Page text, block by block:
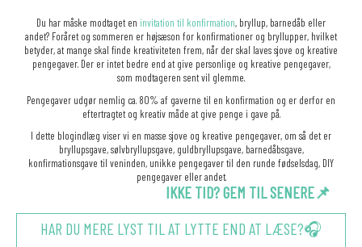
Du har måske modtaget en invitation til konfirmation, bryllup, barnedåb eller
andet? Foråret og sommeren er højsæson for konfirmationer og bryllupper, hvilket
betyder, at mange skal finde kreativiteten frem, når der skal laves sjove og kreative
pengegaver. Der er intet bedre end at give personlige og kreative pengegaver,
som modtageren sent vil glemme.
Pengegaver udgør nemlig ca. 80% af gaverne til en konfirmation og er derfor en
eftertragtet og kreativ måde at give penge i gave på.
I dette blogindlæg viser vi en masse sjove og kreative pengegaver, om så det er
bryllupsgave, sølvbryllupsgave, guldbryllupsgave, barnedåbsgave,
konfirmationsgave til veninden, unikke pengegaver til den runde fødselsdag, DIY
pengegaver eller andet.
IKKE TID? GEM TIL SENERE📌
HAR DU MERE LYST TIL AT LYTTE END AT LÆSE?🎧